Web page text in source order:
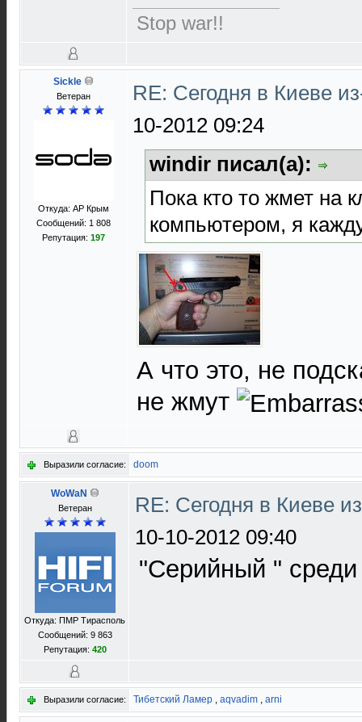
Stop war!!
Sickle
Ветеран
Откуда: АР Крым
Сообщений: 1 808
Репутация: 197
RE: Сегодня в Киеве
10-2012 09:24
windir писал(а):
Пока кто то жмет на
компьютером, я
А что это, не
не жмут
Выразили согласие: doom
WoWaN
Ветеран
Откуда: ПМР Тирасполь
Сообщений: 9 863
Репутация: 420
RE: Сегодня в Киеве
10-10-2012 09:40
"Серийный " среди
Выразили согласие: Тибетский Ламер , aqvadim , arni